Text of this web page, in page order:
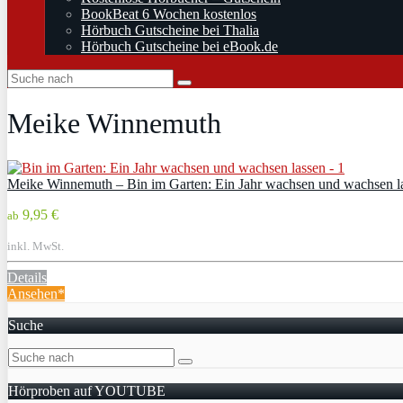
BookBeat 6 Wochen kostenlos
Hörbuch Gutscheine bei Thalia
Hörbuch Gutscheine bei eBook.de
Meike Winnemuth
Meike Winnemuth – Bin im Garten: Ein Jahr wachsen und wachsen
ab 9,95 €
inkl. MwSt.
Details
Ansehen*
Suche
Hörproben auf YOUTUBE